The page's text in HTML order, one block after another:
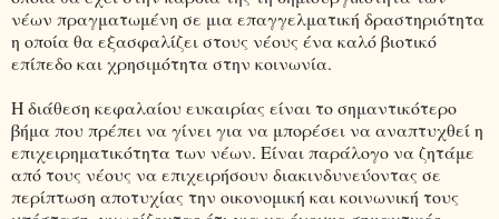
νέων πραγματωμένη σε μια επαγγελματική δραστηριότητα
η οποία θα εξασφαλίζει στους νέους ένα καλό βιοτικό
επίπεδο και χρησιμότητα στην κοινωνία.
Η διάθεση κεφαλαίου ευκαιρίας είναι το σημαντικότερο
βήμα που πρέπει να γίνει για να μπορέσει να αναπτυχθεί η
επιχειρηματικότητα των νέων. Είναι παράλογο να ζητάμε
από τους νέους να επιχειρήσουν διακινδυνεύοντας σε
περίπτωση αποτυχίας την οικονομική και κοινωνική τους